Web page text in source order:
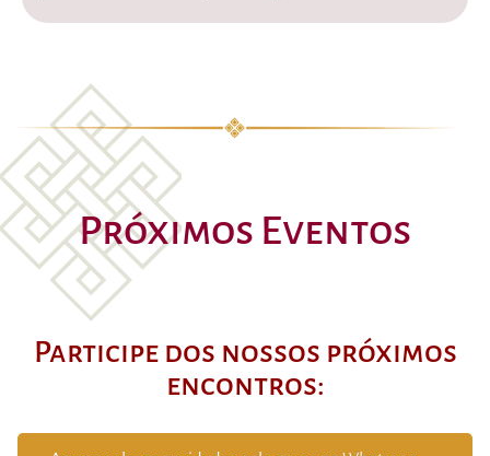
Próximos Eventos
Participe dos nossos próximos
encontros: